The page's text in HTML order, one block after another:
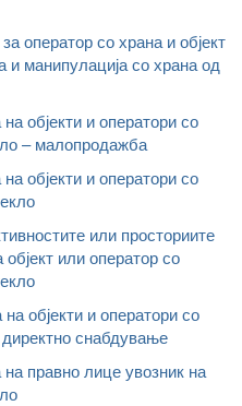
оператор со храна и објект
и манипулација со храна од
објекти и оператори со
– малопродажба
објекти и оператори со
или просториите
или оператор со
објекти и оператори со
снабдување
правно лице увозник на